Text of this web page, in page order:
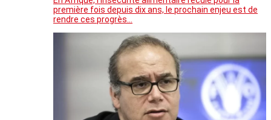
première fois depuis dix ans, le prochain enjeu est de
rendre ces progrès…